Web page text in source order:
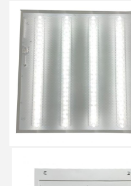
メッ
折り返しご連